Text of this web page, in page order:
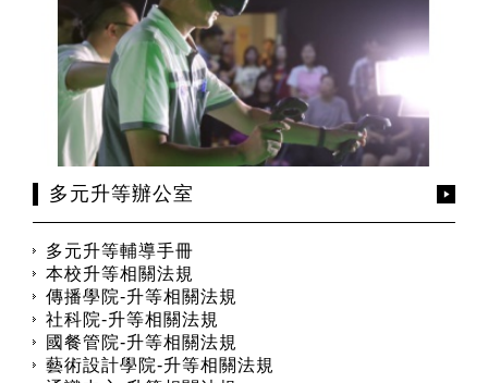
多元升等辦公室
多元升等輔導手冊
本校升等相關法規
傳播學院-升等相關法規
社科院-升等相關法規
國餐管院-升等相關法規
藝術設計學院-升等相關法規